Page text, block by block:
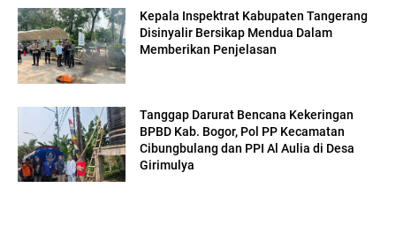
Kepala Inspektrat Kabupaten Tangerang
Disinyalir Bersikap Mendua Dalam
Memberikan Penjelasan
Tanggap Darurat Bencana Kekeringan
BPBD Kab. Bogor, Pol PP Kecamatan
Cibungbulang dan PPI Al Aulia di Desa
Girimulya